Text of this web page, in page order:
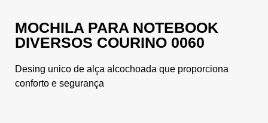
MOCHILA PARA NOTEBOOK
DIVERSOS COURINO 0060
Desing unico de alça alcochoada que proporciona
conforto e segurança